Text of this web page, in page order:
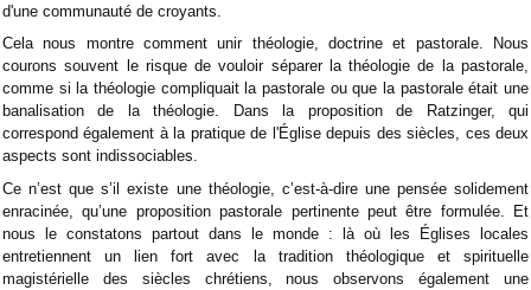
d'une communauté de croyants.
Cela nous montre comment unir théologie, doctrine et pastorale. Nous
courons souvent le risque de vouloir séparer la théologie de la pastorale,
comme si la théologie compliquait la pastorale ou que la pastorale était une
banalisation de la théologie. Dans la proposition de Ratzinger, qui
correspond également à la pratique de l'Église depuis des siècles, ces deux
aspects sont indissociables.
Ce n’est que s’il existe une théologie, c’est-à-dire une pensée solidement
enracinée, qu’une proposition pastorale pertinente peut être formulée. Et
nous le constatons partout dans le monde : là où les Églises locales
entretiennent un lien fort avec la tradition théologique et spirituelle
magistérielle des siècles chrétiens, nous observons également une